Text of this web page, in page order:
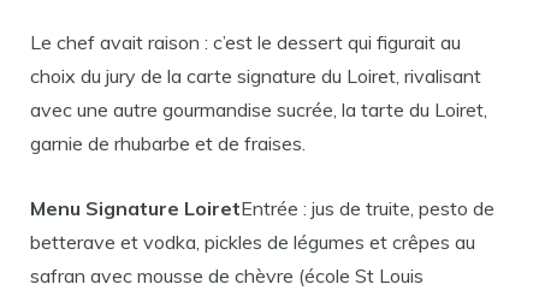
Le chef avait raison : c’est le dessert qui figurait au
choix du jury de la carte signature du Loiret, rivalisant
avec une autre gourmandise sucrée, la tarte du Loiret,
garnie de rhubarbe et de fraises.
Menu Signature LoiretEntrée : jus de truite, pesto de
betterave et vodka, pickles de légumes et crêpes au
safran avec mousse de chèvre (école St Louis